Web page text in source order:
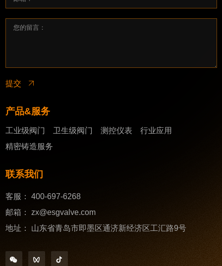
提交
产品&服务
工业级阀门 卫生级阀门 测控仪表
行业应用
精密铸造服务
联系我们
客服：
400-697-6268
邮箱：
zx@esgvalve.com
地址：
山东省青岛市即墨区通济新经济区工汇路9号